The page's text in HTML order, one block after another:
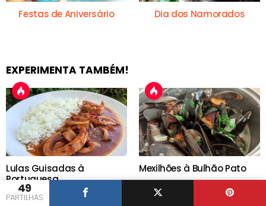
49
PARTILHAS
Festas de Aniversário Dia dos Namorados
EXPERIMENTA TAMBÉM!
Lulas Guisadas à
Portuguesa
Mexilhões à Bulhão Pato